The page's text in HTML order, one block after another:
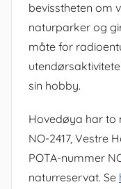
bevisstheten om
naturparker og
måte for
sin hobby.
Hovedøya har to
NO-2417, Vestre
POTA-nummer
naturreservat. Se